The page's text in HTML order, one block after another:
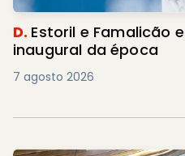
D. Estoril e Famalicão
inaugural da época
7 agosto 2026